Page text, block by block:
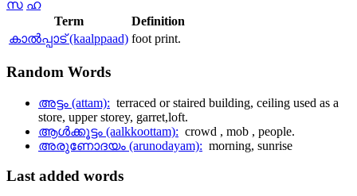
സ ഹ
Term
Definition
കാല്‍പ്പാട് (kaalppaad) foot print.
Random Words
അട്ടം (attam): terraced or staired building, ceiling used as a
store, upper storey, garret,loft.
ആള്‍ക്കൂട്ടം (aalkkoottam): crowd , mob , people.
അരുണോദയം (arunodayam): morning, sunrise
Lastadded words